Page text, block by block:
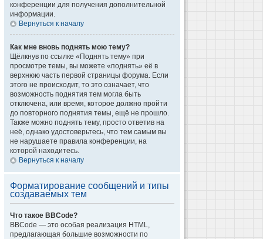
конференции для получения дополнительной
информации.
Вернуться к началу
Как мне вновь поднять мою тему?
Щёлкнув по ссылке «Поднять тему» при
просмотре темы, вы можете «поднять» её в
верхнюю часть первой страницы форума. Если
этого не происходит, то это означает, что
возможность поднятия тем могла быть
отключена, или время, которое должно пройти
до повторного поднятия темы, ещё не прошло.
Также можно поднять тему, просто ответив на
неё, однако удостоверьтесь, что тем самым вы
не нарушаете правила конференции, на
которой находитесь.
Вернуться к началу
Форматирование сообщений и типы
создаваемых тем
Что такое BBCode?
BBCode — это особая реализация HTML,
предлагающая большие возможности по